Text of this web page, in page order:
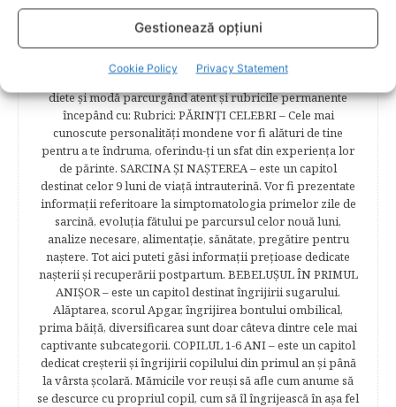
Gestionează opțiuni
Cookie Policy Privacy Statement
legislative care să le asigure siguranţa şi stabilitatea
familiei. Cititorii se vor bucura să afle despre povestea
frumoasă de viață a unei mămici celebre – Elena Băsescu,
într-un interviu acordat în exclusivitate revistei Bebelu,vor
fi puşi în temă cu ultimele tendinţe în materie de frumuseţe,
diete şi modă parcurgând atent şi rubricile permanente
începând cu: Rubrici: PĂRINŢI CELEBRI – Cele mai
cunoscute personalităţi mondene vor fi alături de tine
pentru a te îndruma, oferindu-ţi un sfat din experienţa lor
de părinte. SARCINA ŞI NAŞTEREA – este un capitol
destinat celor 9 luni de viaţă intrauterină. Vor fi prezentate
informaţii referitoare la simptomatologia primelor zile de
sarcină, evoluţia fătului pe parcursul celor nouă luni,
analize necesare, alimentaţie, sănătate, pregătire pentru
naştere. Tot aici puteti găsi informaţii preţioase dedicate
naşterii şi recuperării postpartum. BEBELUŞUL ÎN PRIMUL
ANIŞOR – este un capitol destinat îngrijirii sugarului.
Alăptarea, scorul Apgar, îngrijirea bontului ombilical,
prima băiţă, diversificarea sunt doar câteva dintre cele mai
captivante subcategorii. COPILUL 1-6 ANI – este un capitol
dedicat creşterii şi îngrijirii copilului din primul an şi până
la vârsta şcolară. Mămicile vor reuşi să afle cum anume să
se descurce cu propriul copil, cum să îl îngrijească în aşa fel